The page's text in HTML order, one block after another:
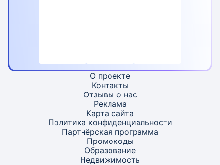
О проекте
Контакты
Отзывы о нас
Реклама
Карта сайта
Политика конфиденциальности
Партнёрская программа
Промокоды
Образование
Недвижимость